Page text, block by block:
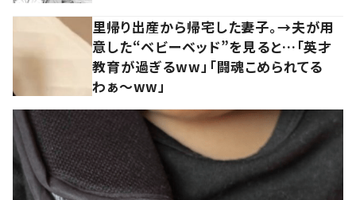
里帰り出産から帰宅した妻子。→夫が用
意した“ベビーベッド”を見ると…「英才
教育が過ぎるww」「闘魂こめられてる
わぁ～ww」